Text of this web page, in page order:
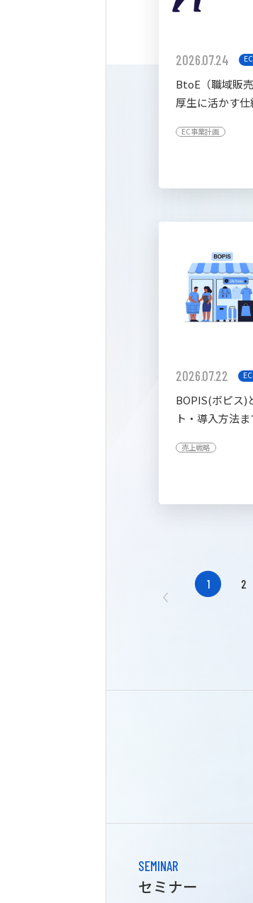
2026.07.24
BtoE（職域販
厚生に活かす
EC事業計画
2026.07.22
BOPIS(ボピス)
ト・導入方法
売上戦略
1 2
SEMINAR
セミナー